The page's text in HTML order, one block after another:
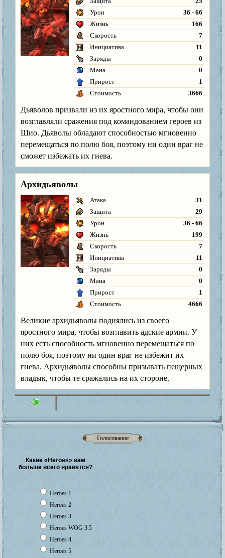
Голосование
Какие «Heroes» вам
больше всего нравятся?
Heroes 1
Heroes 2
Heroes 3
Heroes WOG 3.5
Heroes 4
Heroes 5
Урон
36 - 66
Жизнь
166
Скорость
7
Инициатива
11
Заряды
0
Мана
0
Прирост
1
Стоимость
3666
Дьяволов призвали из их яростного мира, чтобы они
возглавляли сражения под командованием героев из
Шио. Дьяволы обладают способностью мгновенно
перемещаться по полю боя, поэтому ни один враг не
сможет избежать их гнева.
Архидьяволы
Атака
31
Защита
29
Урон
36 - 66
Жизнь
199
Скорость
7
Инициатива
11
Заряды
0
Мана
0
Прирост
1
Стоимость
4666
Великие архидьяволы поднялись из своего
яростного мира, чтобы возглавить адские армии. У
них есть способность мгновенно перемещаться по
полю боя, поэтому ни один враг не избежит их
гнева. Архидьяволы способны призывать пещерных
владык, чтобы те сражались на их стороне.